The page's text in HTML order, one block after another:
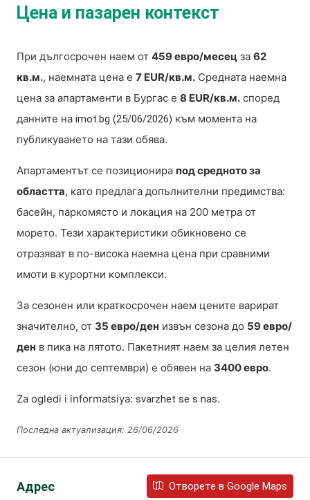
Цена и пазарен контекст
При дългосрочен наем от 459 евро/месец за 62
кв.м., наемната цена е 7 EUR/кв.м. Средната наемна
цена за апартаменти в Бургас е 8 EUR/кв.м. според
данните на imot.bg (25/06/2026) към момента на
публикуването на тази обява.
Апартаментът се позиционира под средното за
областта, като предлага допълнителни предимства:
басейн, паркомясто и локация на 200 метра от
морето. Тези характеристики обикновено се
отразяват в по-висока наемна цена при сравними
имоти в курортни комплекси.
За сезонен или краткосрочен наем цените варират
значително, от 35 евро/ден извън сезона до 59 евро/
ден в пика на лятото. Пакетният наем за целия летен
сезон (юни до септември) е обявен на 3400 евро.
Za ogledi i informatsiya: svarzhet se s nas.
Последна актуализация: 26/06/2026
Адрес Отворете в Google Maps